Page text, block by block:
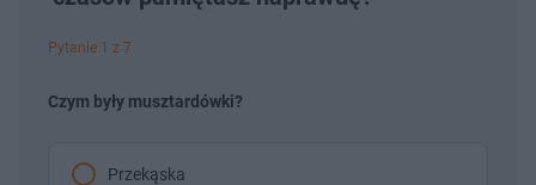
Pytanie 1 z 7
Czym były musztardówki?
Przekąska